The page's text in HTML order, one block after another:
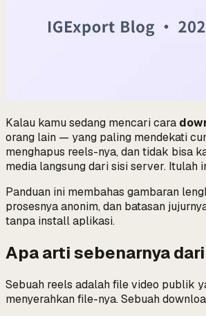
Kalau kamu sedang mencari cara
orang lain — yang paling mendekati
menghapus reels-nya, dan tidak bisa
media langsung dari sisi server. Itulah
Panduan ini membahas gambaran
prosesnya anonim, dan batasan
tanpa install aplikasi.
Apa arti sebenarnya
Sebuah reels adalah file video publik
menyerahkan file-nya. Sebuah